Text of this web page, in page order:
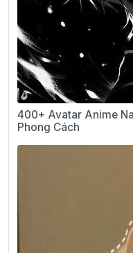
400+ Avatar Anime
Phong Cách